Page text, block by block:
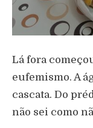
Lá fora
eufemismo. A
cascata. Do
não sei como